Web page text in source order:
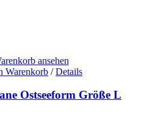
ansehen
Warenkorb / Details
Ostseeform Größe L